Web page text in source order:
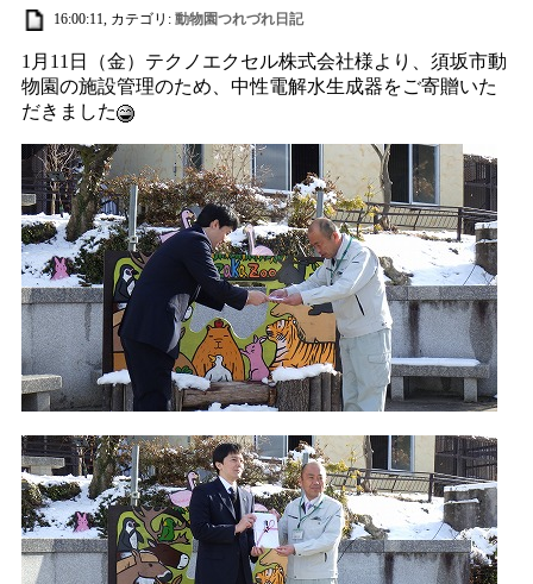
16:00:11, カテゴリ:動物園つれづれ日記
1月11日（金）テクノエクセル株式会社様より、須坂市動
物園の施設管理のため、中性電解水生成器をご寄贈いた
だきました